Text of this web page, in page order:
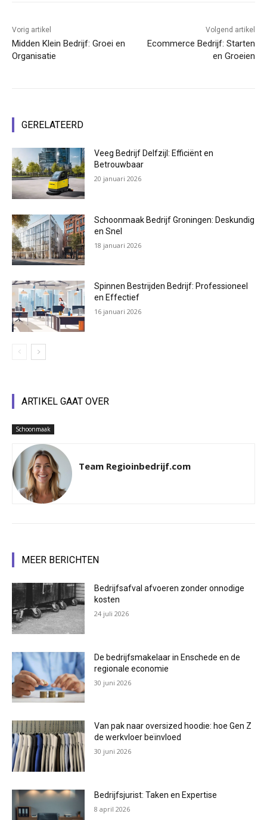
Vorig artikel
Midden Klein Bedrijf: Groei en
Organisatie
Volgend artikel
Ecommerce Bedrijf: Starten
en Groeien
GERELATEERD
Veeg Bedrijf Delfzijl: Efficiënt en
Betrouwbaar
20 januari 2026
Schoonmaak Bedrijf Groningen: Deskundig
en Snel
18 januari 2026
Spinnen Bestrijden Bedrijf: Professioneel
en Effectief
16 januari 2026
ARTIKEL GAAT OVER
Schoonmaak
Team Regioinbedrijf.com
MEER BERICHTEN
Bedrijfsafval afvoeren zonder onnodige
kosten
24 juli 2026
De bedrijfsmakelaar in Enschede en de
regionale economie
30 juni 2026
Van pak naar oversized hoodie: hoe Gen Z
de werkvloer beïnvloed
30 juni 2026
Bedrijfsjurist: Taken en Expertise
8 april 2026